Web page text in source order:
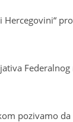
pozivamo